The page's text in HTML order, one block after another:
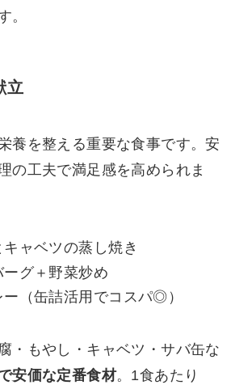
。
立
養を整える重要な食事です。安
の工夫で満足感を高められま
ャベツの蒸し焼き
グ＋野菜炒め
（缶詰活用でコスパ◎）
・もやし・キャベツ・サバ缶な
安価な定番食材。1食あたり